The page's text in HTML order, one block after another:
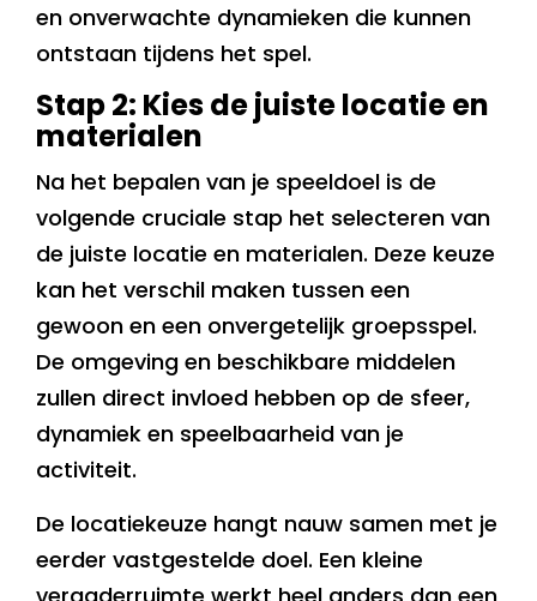
en onverwachte dynamieken die kunnen
ontstaan tijdens het spel.
Stap 2: Kies de juiste locatie en
materialen
Na het bepalen van je speeldoel is de
volgende cruciale stap het selecteren van
de juiste locatie en materialen. Deze keuze
kan het verschil maken tussen een
gewoon en een onvergetelijk groepsspel.
De omgeving en beschikbare middelen
zullen direct invloed hebben op de sfeer,
dynamiek en speelbaarheid van je
activiteit.
De locatiekeuze hangt nauw samen met je
eerder vastgestelde doel. Een kleine